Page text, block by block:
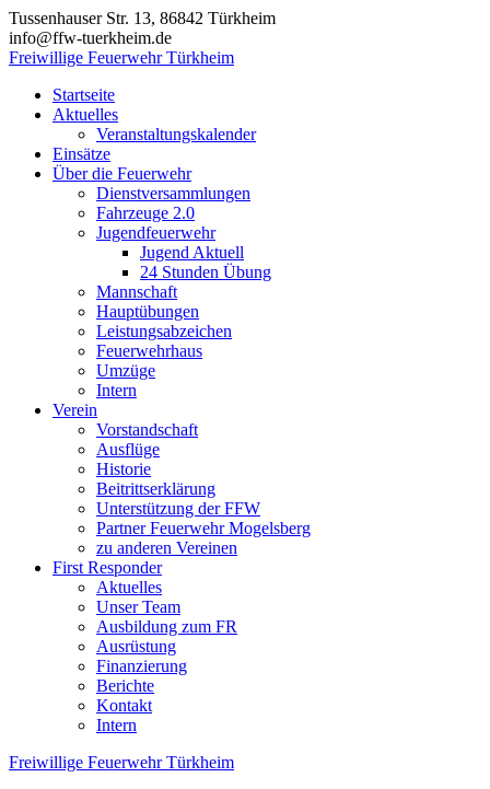
Zum
Inhalt
springen
Tussenhauser Str. 13, 86842 Türkheim
info@ffw-tuerkheim.de
Freiwillige Feuerwehr Türkheim
Startseite
Aktuelles
Veranstaltungskalender
Einsätze
Über die Feuerwehr
Dienstversammlungen
Fahrzeuge 2.0
Jugendfeuerwehr
Jugend Aktuell
24 Stunden Übung
Mannschaft
Hauptübungen
Leistungsabzeichen
Feuerwehrhaus
Umzüge
Intern
Verein
Vorstandschaft
Ausflüge
Historie
Beitrittserklärung
Unterstützung der FFW
Partner Feuerwehr Mogelsberg
zu anderen Vereinen
First Responder
Aktuelles
Unser Team
Ausbildung zum FR
Ausrüstung
Finanzierung
Berichte
Kontakt
Intern
Freiwillige Feuerwehr Türkheim